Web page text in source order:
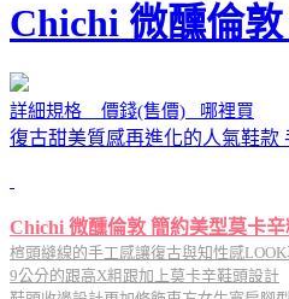
Chichi 微醺倫
詳細規格 價錢(售價) 哪裡買
復古甜美質感再進化的人氣鞋
Chichi 微醺倫敦 簡約美型莫卡
楦頭縫線的手工感讓復古與知性感
9公分的跟高X粗跟加上莫卡辛鞋頭設計